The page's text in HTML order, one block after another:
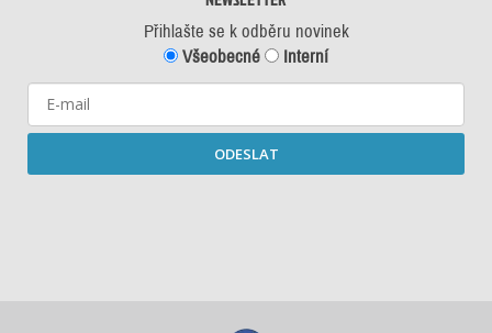
Přihlašte se k odběru novinek
Všeobecné
Interní
ODESLAT